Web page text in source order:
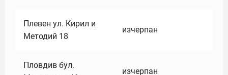
Плевен ул. Кирил и
Методий 18
изчерпан
Пловдив бул.
изчерпан